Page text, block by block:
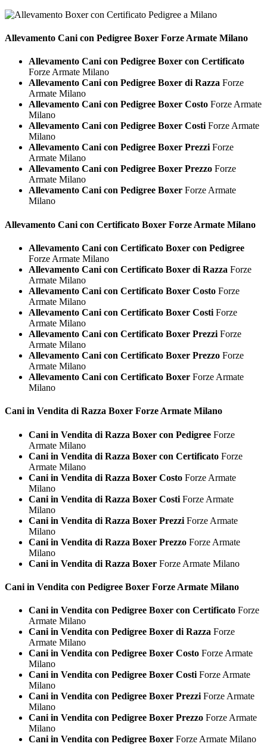
Allevamento Cani con Pedigree Boxer Forze Armate Milano
Allevamento Cani con Pedigree Boxer con Certificato
Forze Armate Milano
Allevamento Cani con Pedigree Boxer di Razza Forze
Armate Milano
Allevamento Cani con Pedigree Boxer Costo Forze Armate
Milano
Allevamento Cani con Pedigree Boxer CostiForze Armate
Milano
Allevamento Cani con Pedigree Boxer PrezziForze
Armate Milano
Allevamento Cani con Pedigree Boxer Prezzo Forze
Armate Milano
Allevamento Cani con Pedigree Boxer Forze Armate
Milano
Allevamento Cani con Certificato Boxer Forze Armate Milano
Allevamento Cani con Certificato Boxer con Pedigree
Forze Armate Milano
Allevamento Cani con Certificato Boxer di Razza Forze
Armate Milano
Allevamento Cani con Certificato Boxer Costo Forze
Armate Milano
Allevamento Cani con Certificato Boxer Costi Forze
Armate Milano
Allevamento Cani con Certificato Boxer Prezzi Forze
Armate Milano
Allevamento Cani con Certificato Boxer Prezzo Forze
Armate Milano
Allevamento Cani con Certificato Boxer Forze Armate
Milano
Cani in Vendita di Razza Boxer Forze Armate Milano
Cani in Vendita di Razza Boxer con Pedigree Forze
Armate Milano
Cani in Vendita di Razza Boxer con Certificato Forze
Armate Milano
Cani in Vendita di Razza Boxer Costo Forze Armate
Milano
Cani in Vendita di Razza Boxer Costi Forze Armate
Milano
Cani in Vendita di Razza Boxer Prezzi Forze Armate
Milano
Cani in Vendita di Razza Boxer Prezzo Forze Armate
Milano
Cani in Vendita di Razza Boxer Forze Armate Milano
Cani in Vendita con Pedigree Boxer Forze Armate Milano
Cani in Vendita con Pedigree Boxer con Certificato Forze
Armate Milano
Cani in Vendita con Pedigree Boxer di Razza Forze
Armate Milano
Cani in Vendita con Pedigree Boxer Costo Forze Armate
Milano
Cani in Vendita con Pedigree Boxer Costi Forze Armate
Milano
Cani in Vendita con Pedigree Boxer Prezzi Forze Armate
Milano
Cani in Vendita con Pedigree Boxer Prezzo Forze Armate
Milano
Cani in Vendita con Pedigree Boxer Forze Armate Milano